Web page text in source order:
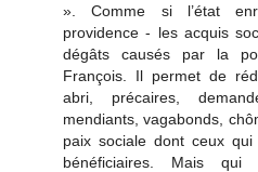
». Comme si l’état
providence - les acquis
dégâts causés par la
François. Il permet de
abri, précaires,
mendiants, vagabonds,
paix sociale dont ceux
bénéficiaires. Mais